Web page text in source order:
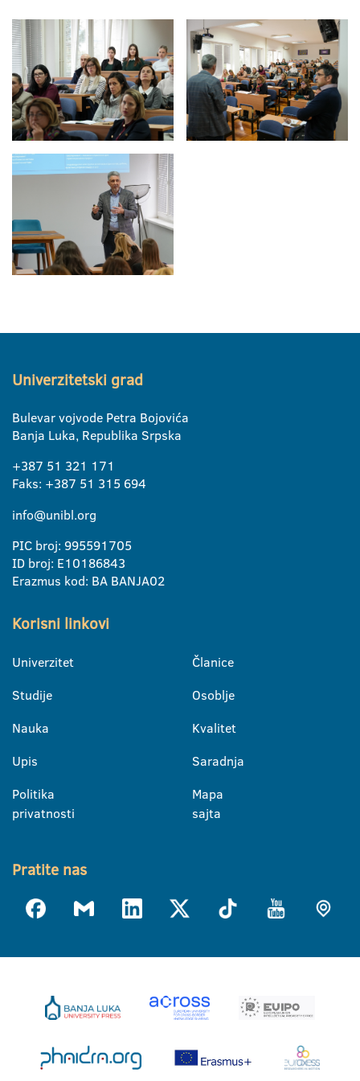
Univerzitetski grad
Bulevar vojvode Petra Bojovića
Banja Luka, Republika Srpska
+387 51 321 171
Faks: +387 51 315 694
info@unibl.org
PIC broj: 995591705
ID broj: E10186843
Erazmus kod: BA BANJA02
Korisni linkovi
Univerzitet
Studije
Nauka
Upis
Politika
privatnosti
Članice
Osoblje
Kvalitet
Saradnja
Mapa
sajta
Pratite nas